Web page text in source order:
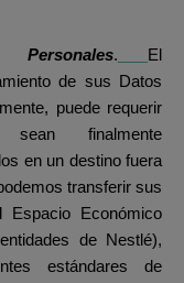
.
El
de sus Datos
puede requerir
finalmente
en un destino fuera
transferir sus
Económico
de Nestlé),
estándares de